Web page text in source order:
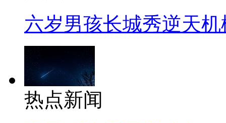
六岁男孩长城秀逆天机
热点新闻